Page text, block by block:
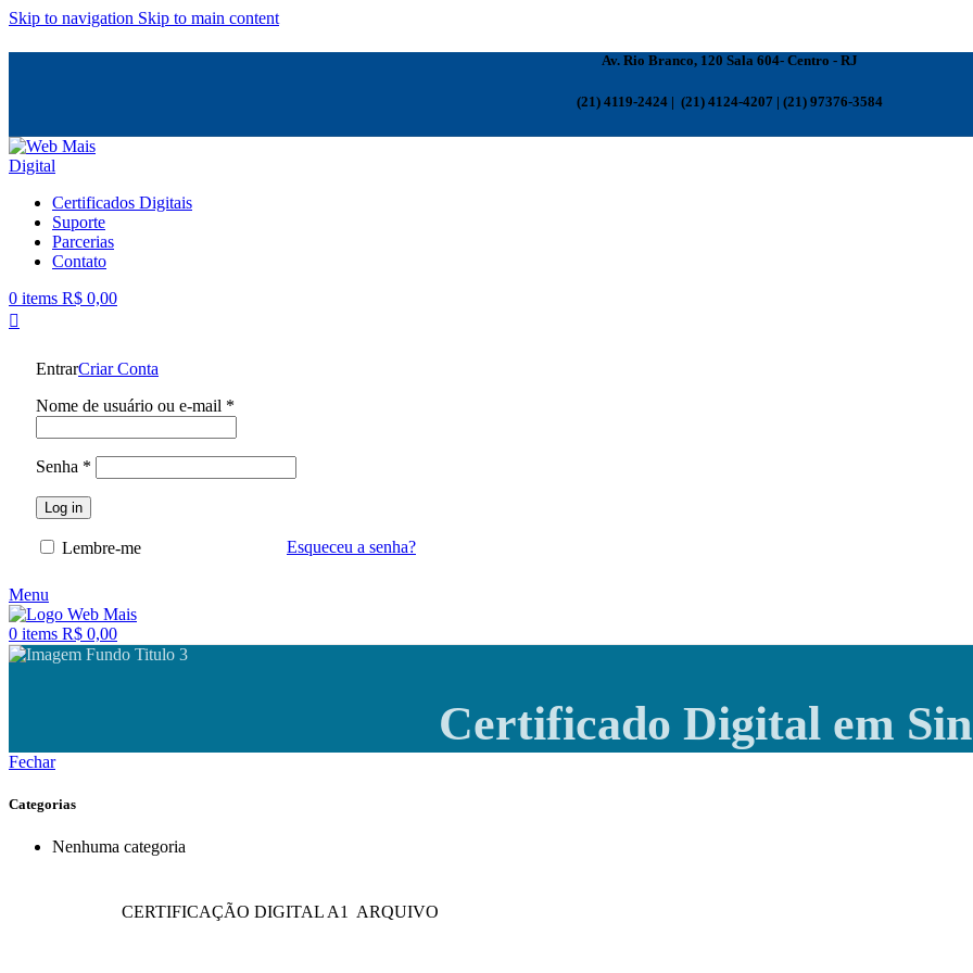
Skip to navigation Skip to main content
Av. Rio Branco, 120 Sala 604- Centro - RJ
(21) 4119-2424 | (21) 4124-4207 | (21) 97376-3584
Certificados Digitais
Suporte
Parcerias
Contato
0 items R$ 0,00
EntrarCriar Conta
Nome de usuário ou e-mail *
Senha *
Log in
Esqueceu a senha?
Lembre-me
Menu
0 items R$ 0,00
Certificado Digital em
Fechar
Categorias
Nenhuma categoria
CERTIFICAÇÃO DIGITAL A1 ARQUIVO